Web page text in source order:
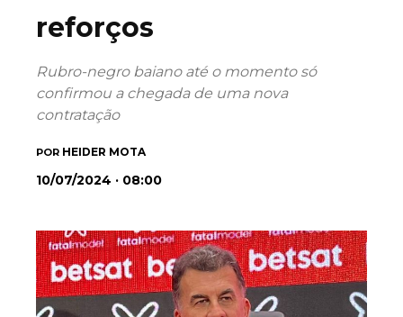
reforços
Rubro-negro baiano até o momento só
confirmou a chegada de uma nova
contratação
POR HEIDER MOTA
10/07/2024 · 08:00